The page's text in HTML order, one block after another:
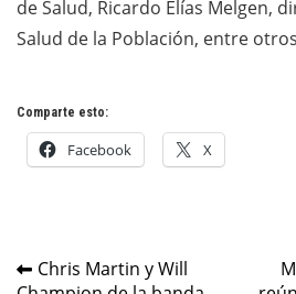
de Salud, Ricardo Elías Melgen,
Salud de la Población, entre
Comparte esto:
Facebook X
Navegación
Chris Martin y Will